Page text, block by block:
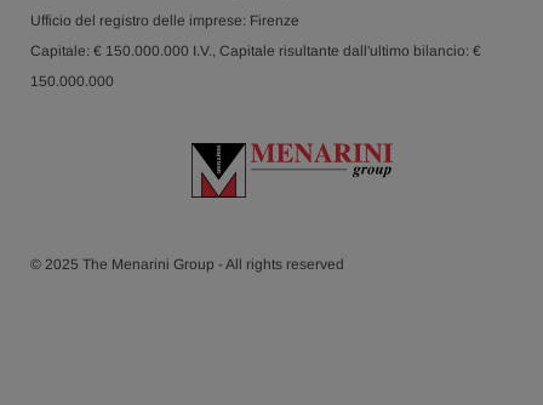
Ufficio del registro delle imprese: Firenze
Capitale: € 150.000.000 I.V., Capitale risultante dall'ultimo bilancio: €
150.000.000
© 2025 The Menarini Group - All rights reserved